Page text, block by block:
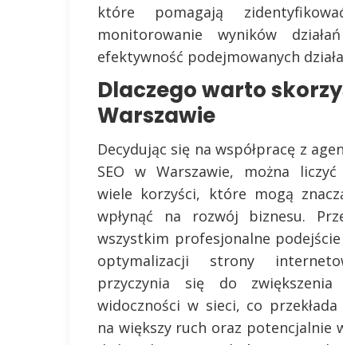
które pomagają
monitorowanie wyników
efektywność podejmowanych
Dlaczego warto
Warszawie
Decydując się na współpracę z
SEO w Warszawie, można
wiele korzyści, które mogą
wpłynąć na rozwój biznesu.
wszystkim profesjonalne
optymalizacji strony
przyczynia się do
widoczności w sieci, co przekłada
na większy ruch oraz potencjalnie